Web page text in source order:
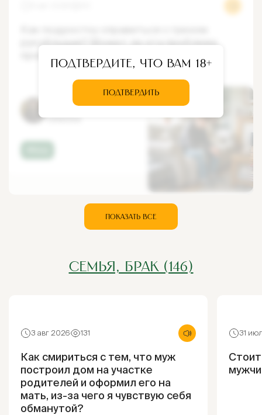
рукоблудия? Может ли эта проблема
Гермогена
Подтвердите, что вам 18+
ПОДТВЕРДИТЬ
ПОКАЗАТЬ ВСЕ
СЕМЬЯ, БРАК (146)
3 авг 2026 131
Как смириться с тем, что муж
построил дом на участке
родителей и оформил его на
мать, из-за чего я чувствую себя
обманутой?
31